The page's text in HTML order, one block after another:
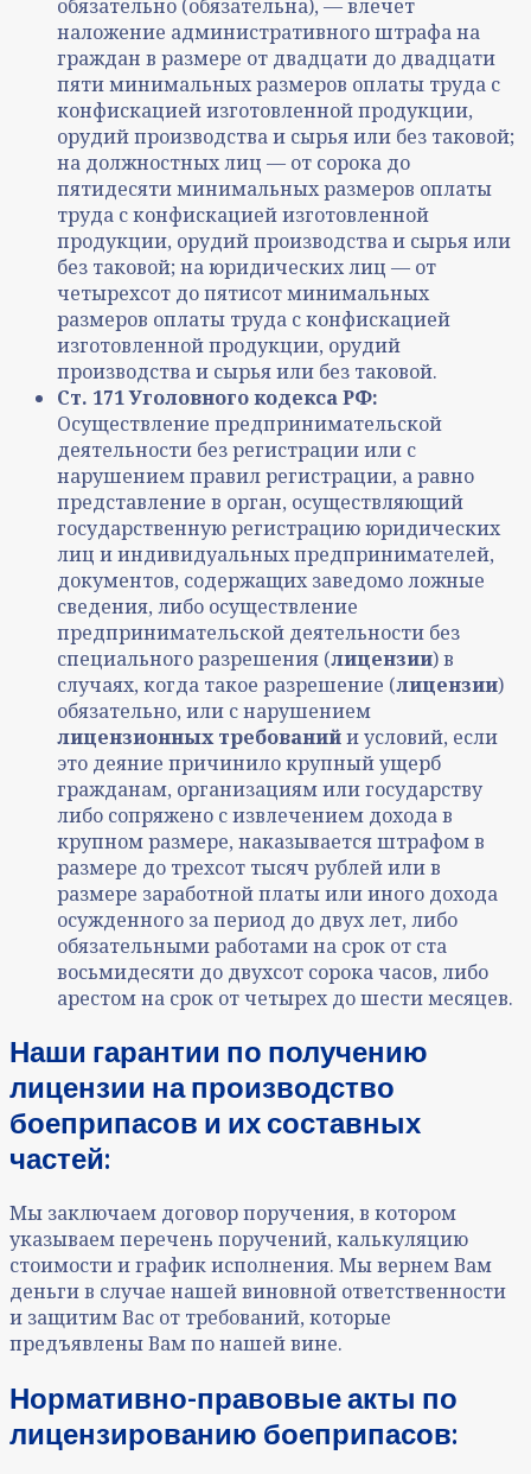
обязательно (обязательна), — влечет
наложение административного штрафа на
граждан в размере от двадцати до двадцати
пяти минимальных размеров оплаты труда с
конфискацией изготовленной продукции,
орудий производства и сырья или без таковой;
на должностных лиц — от сорока до
пятидесяти минимальных размеров оплаты
труда с конфискацией изготовленной
продукции, орудий производства и сырья или
без таковой; на юридических лиц — от
четырехсот до пятисот минимальных
размеров оплаты труда с конфискацией
изготовленной продукции, орудий
производства и сырья или без таковой.
Ст. 171 Уголовного кодекса РФ:
Осуществление предпринимательской
деятельности без регистрации или с
нарушением правил регистрации, а равно
представление в орган, осуществляющий
государственную регистрацию юридических
лиц и индивидуальных предпринимателей,
документов, содержащих заведомо ложные
сведения, либо осуществление
предпринимательской деятельности без
специального разрешения (лицензии)в
случаях, когда такое разрешение (лицензии)
обязательно, или с нарушением
лицензионных требованийи условий, если
это деяние причинило крупный ущерб
гражданам, организациям или государству
либо сопряжено с извлечением дохода в
крупном размере, наказывается штрафом в
размере до трехсот тысяч рублей или в
размере заработной платы или иного дохода
осужденного за период до двух лет, либо
обязательными работами на срок от ста
восьмидесяти до двухсот сорока часов, либо
арестом на срок от четырех до шести месяцев.
Наши гарантии по получению
лицензии на производство
боеприпасов и их составных
частей:
Мы заключаем договор поручения, в котором
указываем перечень поручений, калькуляцию
стоимости и график исполнения. Мы вернем Вам
деньги в случае нашей виновной ответственности
и защитим Вас от требований, которые
предъявлены Вам по нашей вине.
Нормативно-правовые акты по
лицензированию боеприпасов: